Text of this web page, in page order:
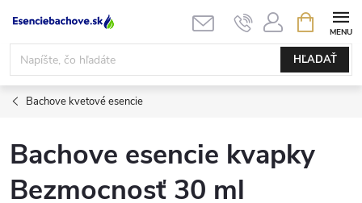
obsah
HĽADAŤ
KOŠÍK
Bachove kvetové esencie
Bachove esencie kvapky
Bezmocnosť 30 ml